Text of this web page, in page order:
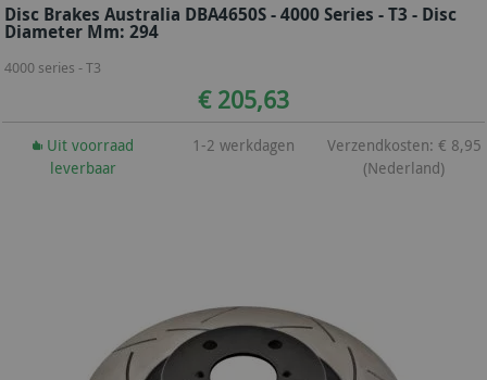
Disc Brakes Australia DBA4650S - 4000 Series - T3 - Disc
Diameter Mm: 294
4000 series - T3
€ 205,63
Uit voorraad
leverbaar
1-2 werkdagen
Verzendkosten: € 8,95
(Nederland)